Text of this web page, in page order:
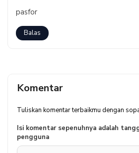
pasfor
Balas
Komentar
Tuliskan komentar terbaikmu dengan
Isi komentar sepenuhnya adalah
pengguna